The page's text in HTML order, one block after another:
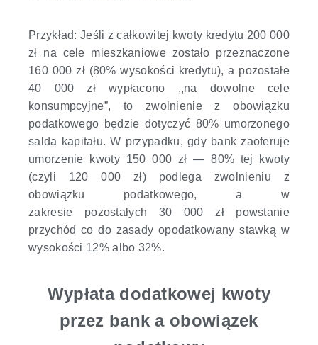
Przykład: Jeśli z całkowitej kwoty kredytu 200 000
zł na cele mieszkaniowe zostało przeznaczone
160 000 zł (80% wysokości kredytu), a pozostałe
40 000 zł wypłacono ,,na dowolne cele
konsumpcyjne”, to zwolnienie z obowiązku
podatkowego będzie dotyczyć 80% umorzonego
salda kapitału. W przypadku, gdy bank zaoferuje
umorzenie kwoty 150 000 zł — 80% tej kwoty
(czyli 120 000 zł) podlega zwolnieniu z
obowiązku podatkowego, a w
zakresie pozostałych 30 000 zł powstanie
przychód co do zasady opodatkowany stawką w
wysokości 12% albo 32%.
Wypłata dodatkowej kwoty
przez bank a obowiązek